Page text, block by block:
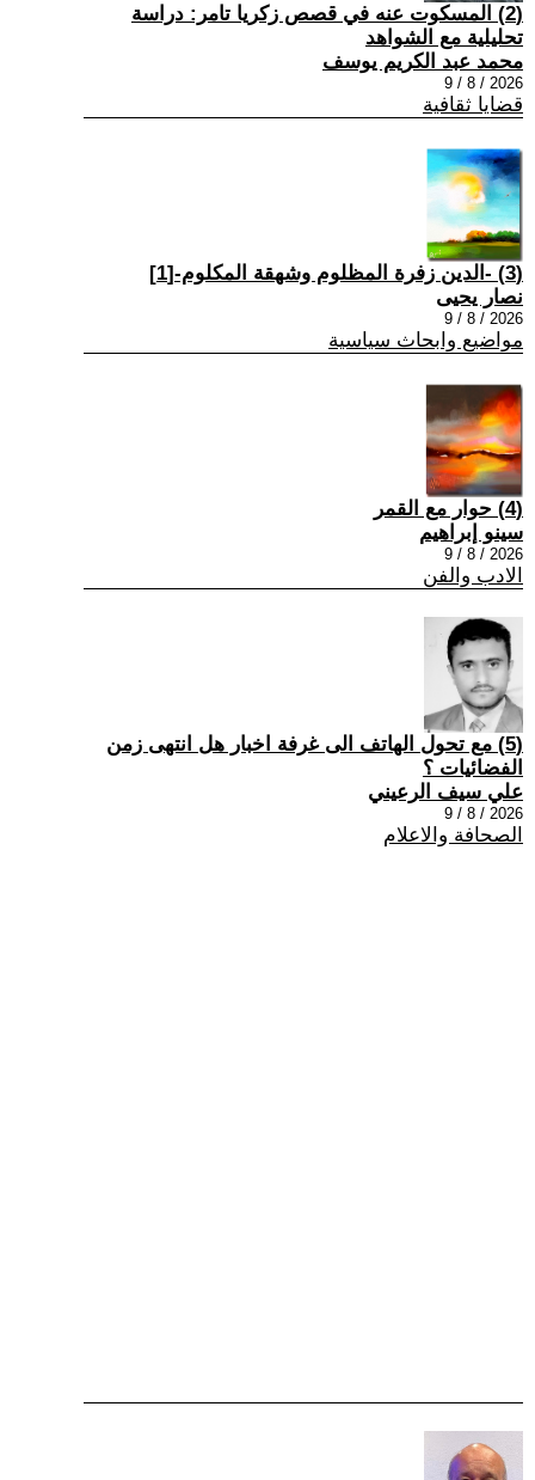
(2) المسكوت عنه في قصص زكريا تامر: دراسة
تحليلية مع الشواهد
محمد عبد الكريم يوسف
2026 / 8 / 9
قضايا ثقافية
(3) -الدين زفرة المظلوم وشهقة المكلوم-[1]
نصار يحيى
2026 / 8 / 9
مواضيع وابحاث سياسية
(4) حوار مع القمر
سينو إبراهيم
2026 / 8 / 9
الادب والفن
(5) مع تحول الهاتف الى غرفة اخبار هل انتهى زمن
الفضائيات ؟
علي سيف الرعيني
2026 / 8 / 9
الصحافة والاعلام